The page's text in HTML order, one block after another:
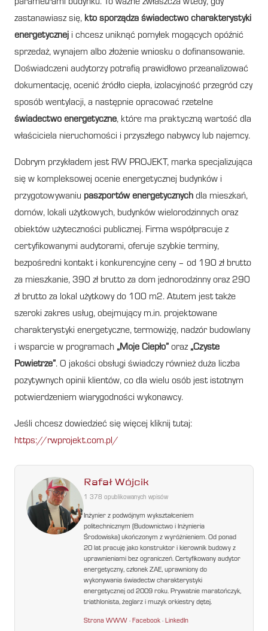
parametrami budynku. To ważne zwłaszcza wtedy, gdy
zastanawiasz się, kto sporządza świadectwo charakterystyki
energetycznej i chcesz uniknąć pomyłek mogących opóźnić
sprzedaż, wynajem albo złożenie wniosku o dofinansowanie.
Doświadczeni audytorzy potrafią prawidłowo przeanalizować
dokumentację, ocenić źródło ciepła, izolacyjność przegród czy
sposób wentylacji, a następnie opracować rzetelne
świadectwo energetyczne, które ma praktyczną wartość dla
właściciela nieruchomości i przyszłego nabywcy lub najemcy.
Dobrym przykładem jest RW PROJEKT, marka specjalizująca
się w kompleksowej ocenie energetycznej budynków i
przygotowywaniu paszportów energetycznych dla mieszkań,
domów, lokali użytkowych, budynków wielorodzinnych oraz
obiektów użyteczności publicznej. Firma współpracuje z
certyfikowanymi audytorami, oferuje szybkie terminy,
bezpośredni kontakt i konkurencyjne ceny – od 190 zł brutto
za mieszkanie, 390 zł brutto za dom jednorodzinny oraz 290
zł brutto za lokal użytkowy do 100 m2. Atutem jest także
szeroki zakres usług, obejmujący m.in. projektowane
charakterystyki energetyczne, termowizję, nadzór budowlany
i wsparcie w programach „Moje Ciepło” oraz „Czyste
Powietrze”. O jakości obsługi świadczy również duża liczba
pozytywnych opinii klientów, co dla wielu osób jest istotnym
potwierdzeniem wiarygodności wykonawcy.
Jeśli chcesz dowiedzieć się więcej kliknij tutaj:
https://rwprojekt.com.pl/
Rafał Wójcik
1 378 opublikowanych wpisów
Inżynier z podwójnym wykształceniem
politechnicznym (Budownictwo i Inżynieria
Środowiska) ukończonym z wyróżnieniem. Od ponad
20 lat pracuję jako konstruktor i kierownik budowy z
uprawnieniami bez ograniczeń. Certyfikowany audytor
energetyczny, członek ZAE, uprawniony do
wykonywania świadectw charakterystyki
energetycznej od 2009 roku. Prywatnie maratończyk,
triathlonista, żeglarz i muzyk orkiestry dętej.
Strona WWW ·Facebook ·LinkedIn